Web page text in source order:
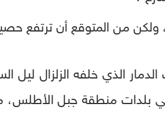
من المتوقع أن ترتفع
الذي خلفه الزلزال ليل
منطقة جبل الأطلس،